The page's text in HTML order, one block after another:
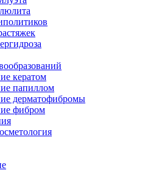
кератом
папиллом
дерматофибромы
фибром